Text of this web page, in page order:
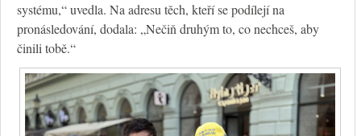
systému,“ uvedla. Na adresu těch, kteří se podílejí na
pronásledování, dodala: „Nečiň druhým to, co nechceš, aby
činili tobě.“